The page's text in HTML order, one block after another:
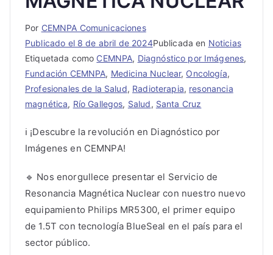
Por CEMNPA Comunicaciones
Publicado el 8 de abril de 2024Publicada en Noticias
Etiquetada como CEMNPA, Diagnóstico por Imágenes,
Fundación CEMNPA, Medicina Nuclear, Oncología,
Profesionales de la Salud, Radioterapia, resonancia
magnética, Río Gallegos, Salud, Santa Cruz
ℹ️ ¡Descubre la revolución en Diagnóstico por
Imágenes en CEMNPA!
🔹 Nos enorgullece presentar el Servicio de
Resonancia Magnética Nuclear con nuestro nuevo
equipamiento Philips MR5300, el primer equipo
de 1.5T con tecnología BlueSeal en el país para el
sector público.